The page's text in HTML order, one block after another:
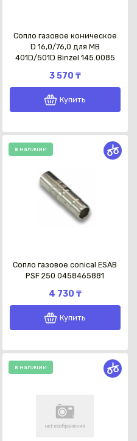
Сопло газовое коническое
D 16,0/76,0 для МВ
401D/501D Binzel 145.0085
3 570 ₸
Купить
в наличии
Сопло газовое conical ESAB
PSF 250 0458465881
4 730 ₸
Купить
в наличии